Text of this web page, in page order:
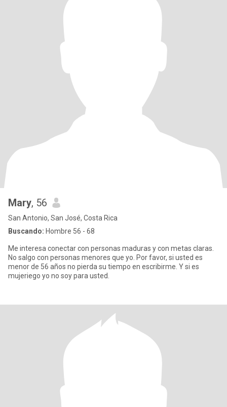
Mary, 56
San Antonio, San José, Costa Rica
Buscando: Hombre 56 - 68
Me interesa conectar con personas maduras y con metas claras.
No salgo con personas menores que yo. Por favor, si usted es
menor de 56 años no pierda su tiempo en escribirme. Y si es
mujeriego yo no soy para usted.